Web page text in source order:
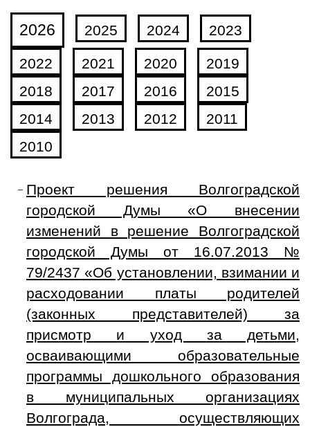
2026 2025 2024
2023
2022
2021 2020
2019
2018
2017 2016
2015
2014
2013 2012
2011
2010
Проект решения Волгоградской
городской Думы «О внесении
изменений в решение Волгоградской
городской Думы от 16.07.2013 №
79/2437 «Об установлении, взимании и
расходовании платы родителей
(законных представителей) за
присмотр и уход за детьми,
осваивающими образовательные
программы дошкольного образования
в муниципальных организациях
Волгограда, осуществляющих